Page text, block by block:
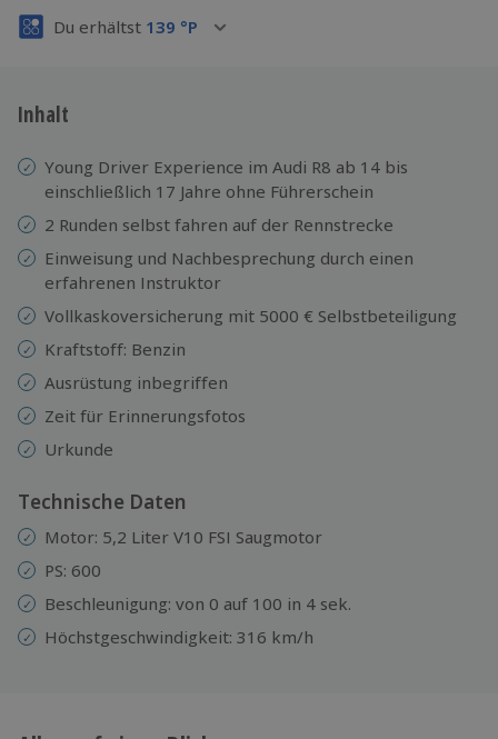
Volle Flexibilität
3 Jahre gültig & verlängerbar.
Du erhältst 139 °P
Inhalt
Young Driver Experience im Audi R8 ab 14 bis
einschließlich 17 Jahre ohne Führerschein
2 Runden selbst fahren auf der Rennstrecke
Einweisung und Nachbesprechung durch einen
erfahrenen Instruktor
Vollkaskoversicherung mit 5000 € Selbstbeteiligung
Kraftstoff: Benzin
Ausrüstung inbegriffen
Zeit für Erinnerungsfotos
Urkunde
Technische Daten
Motor: 5,2 Liter V10 FSI Saugmotor
PS: 600
Beschleunigung: von 0 auf 100 in 4 sek.
Höchstgeschwindigkeit: 316 km/h